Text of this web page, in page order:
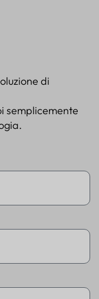
di
semplicemente